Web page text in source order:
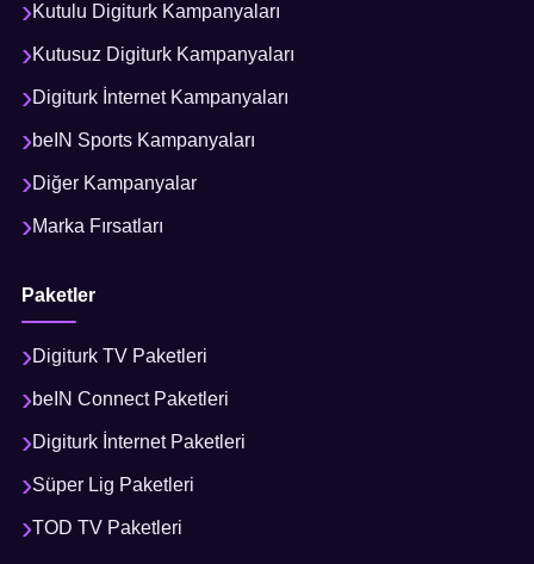
Kutulu Digiturk Kampanyaları
Kutusuz Digiturk Kampanyaları
Digiturk İnternet Kampanyaları
beIN Sports Kampanyaları
Diğer Kampanyalar
Marka Fırsatları
Paketler
Digiturk TV Paketleri
beIN Connect Paketleri
Digiturk İnternet Paketleri
Süper Lig Paketleri
TOD TV Paketleri